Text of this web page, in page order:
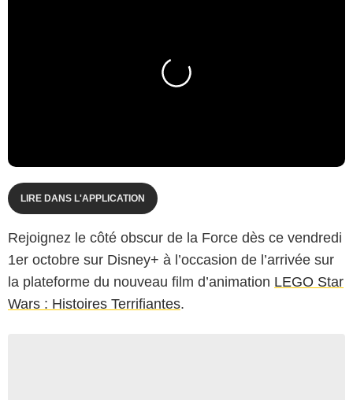
LIRE DANS L'APPLICATION
Rejoignez le côté obscur de la Force dès ce vendredi
1er octobre sur Disney+ à l’occasion de l’arrivée sur
la plateforme du nouveau film d’animation LEGO Star
Wars : Histoires Terrifiantes.